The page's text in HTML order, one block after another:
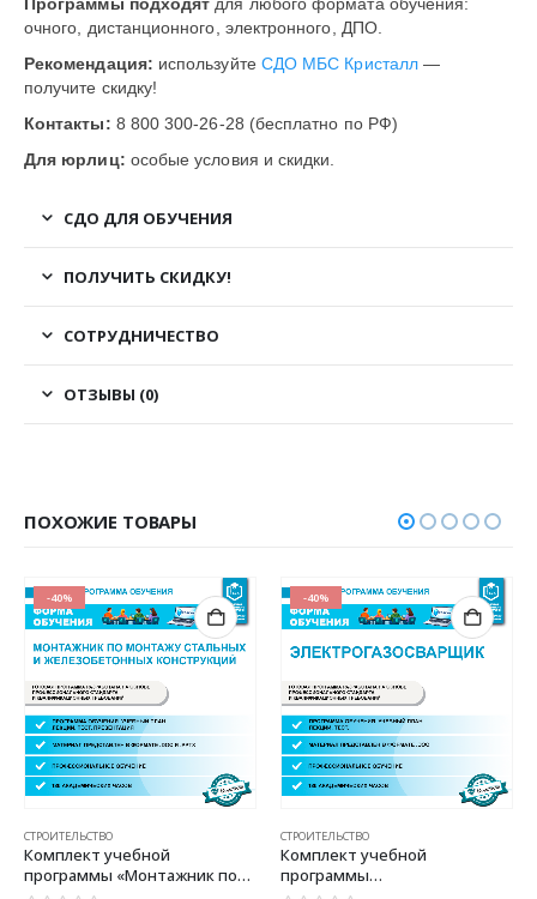
очного, дистанционного, электронного, ДПО.
Рекомендация: используйте СДО МБС Кристалл—
получите скидку!
Контакты: 8 800 300-26-28 (бесплатно по РФ)
Для юрлиц: особые условия и скидки.
СДО ДЛЯ ОБУЧЕНИЯ
ПОЛУЧИТЬ СКИДКУ!
СОТРУДНИЧЕСТВО
ОТЗЫВЫ (0)
ПОХОЖИЕ ТОВАРЫ
-40%
СТРОИТЕЛЬСТВО
Комплект учебной
программы
-40%
СТРОИТЕЛЬСТВО
Комплект учебной
программы «Газорезчик»